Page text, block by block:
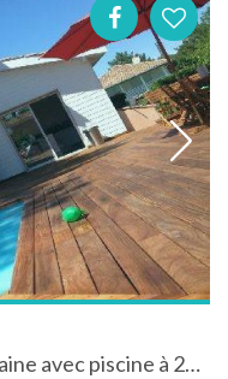
Villa à Moliets-et-Maa en Aquitaine avec piscine à 200 m de la plage